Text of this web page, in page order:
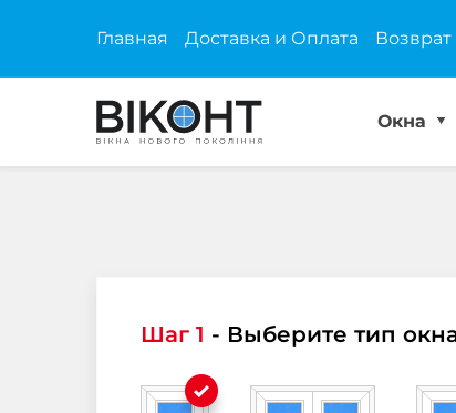
Главная Доставка и Оплата
Окна
Шаг 1 - Выберите тип